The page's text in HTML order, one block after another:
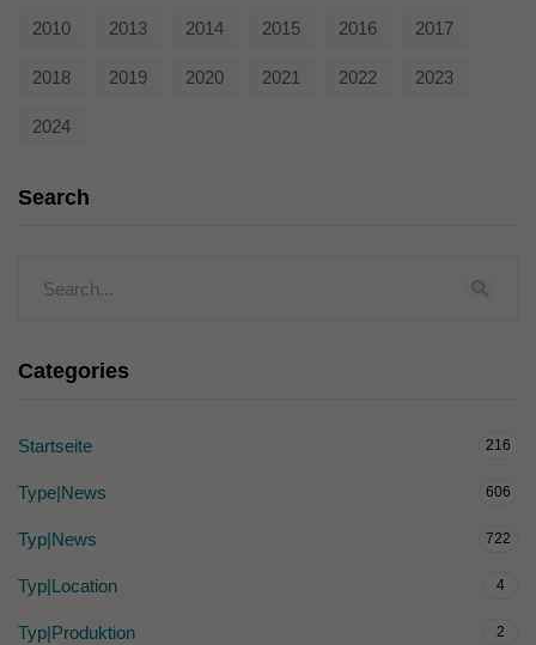
2010 2013 2014 2015 2016 2017
2018 2019 2020 2021 2022 2023
2024
Search
Categories
Startseite 216
Type|News 606
Typ|News 722
Typ|Location 4
Typ|Produktion 2